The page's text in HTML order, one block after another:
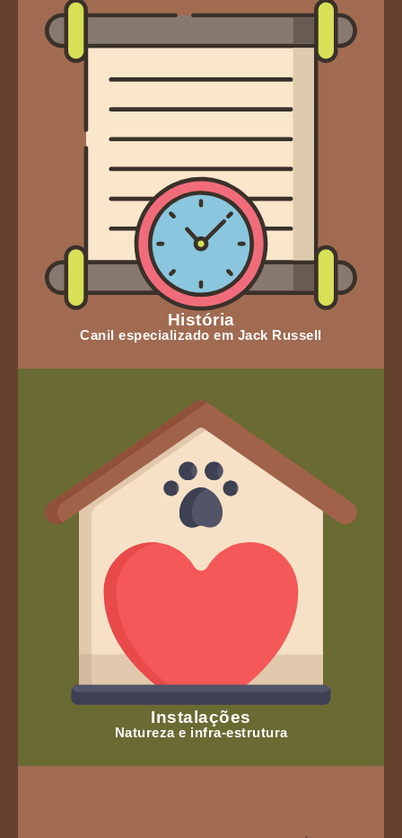
História
Canil especializado em Jack Russell
Instalações
Natureza e infra-estrutura